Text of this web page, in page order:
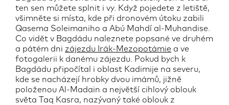
ten sen můžete splnit i vy. Když pojedete z letiště,
všimněte si místa, kde při dronovém útoku zabili
Qasema Soleimaniho a Abú Mahdí al-Muhandise.
Co vidět v Bagdádu naleznete popsané ve druhém
a pátém dni zájezdu Irák-Mezopotámie a ve
fotogalerii k danému zájezdu. Pokud bych k
Bagdádu připočítal i oblast Kadimije na severu,
kde se nacházejí hrobky dvou imámů, jižně
položenou Al-Madain a největší cihlový oblouk
světa Taq Kasra, nazývaný také oblouk z